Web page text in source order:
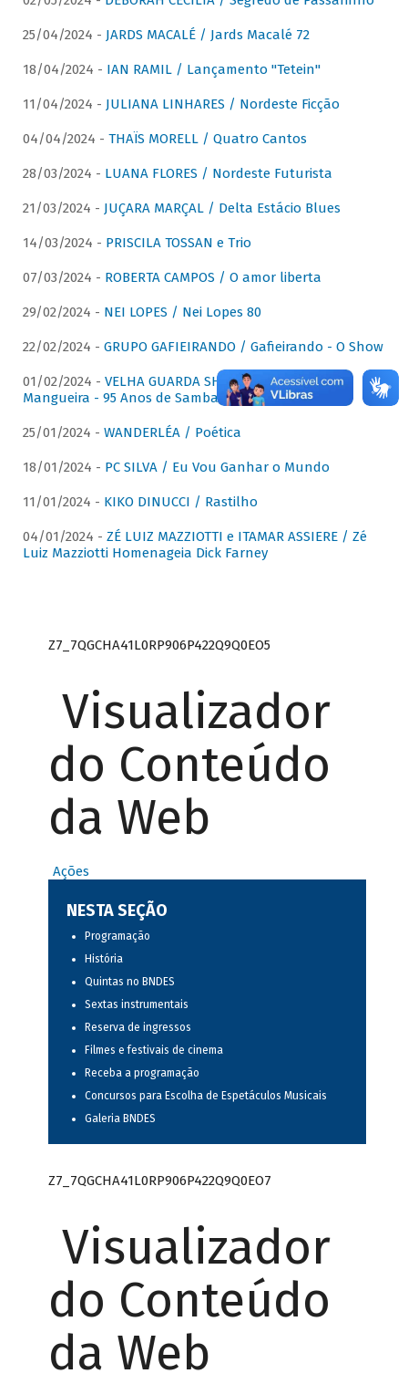
25/04/2024 - JARDS MACALÉ / Jards Macalé 72
18/04/2024 - IAN RAMIL / Lançamento "Tetein"
11/04/2024 - JULIANA LINHARES / Nordeste Ficção
04/04/2024 - THAÏS MORELL / Quatro Cantos
28/03/2024 - LUANA FLORES / Nordeste Futurista
21/03/2024 - JUÇARA MARÇAL / Delta Estácio Blues
14/03/2024 - PRISCILA TOSSAN e Trio
07/03/2024 - ROBERTA CAMPOS / O amor liberta
29/02/2024 - NEI LOPES / Nei Lopes 80
22/02/2024 - GRUPO GAFIEIRANDO / Gafieirando - O Show
01/02/2024 - VELHA GUARDA SHOW DA MANGUEIRA /
Mangueira - 95 Anos de Samba
25/01/2024 - WANDERLÉA / Poética
18/01/2024 - PC SILVA / Eu Vou Ganhar o Mundo
11/01/2024 - KIKO DINUCCI / Rastilho
04/01/2024 - ZÉ LUIZ MAZZIOTTI e ITAMAR ASSIERE / Zé
Luiz Mazziotti Homenageia Dick Farney
Z7_7QGCHA41L0RP906P422Q9Q0EO5
Visualizador
do Conteúdo
da Web
Ações
NESTA SEÇÃO
Programação
História
Quintas no BNDES
Sextas instrumentais
Reserva de ingressos
Filmes e festivais de cinema
Receba a programação
Concursos para Escolha de Espetáculos Musicais
Galeria BNDES
Z7_7QGCHA41L0RP906P422Q9Q0EO7
Visualizador
do Conteúdo
da Web